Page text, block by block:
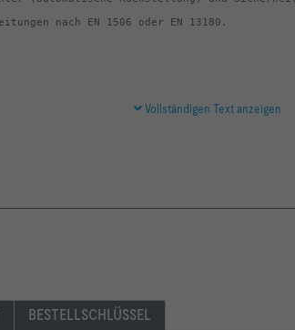
Vollständigen Text anzeigen
BESTELLSCHLÜSSEL